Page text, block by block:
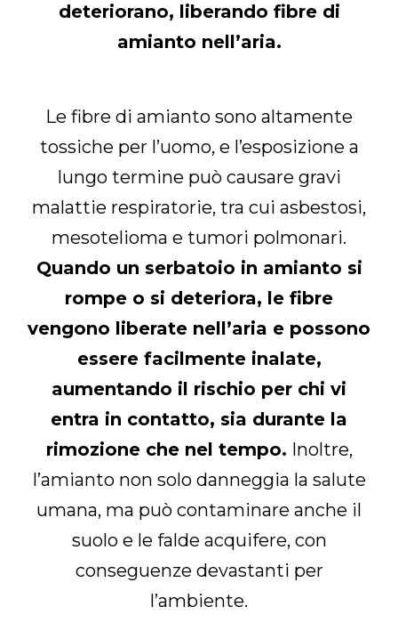
deteriorano, liberando fibre di
amianto nell’aria.
Le fibre di amianto sono altamente
tossiche per l’uomo, e l’esposizione a
lungo termine può causare gravi
malattie respiratorie, tra cui asbestosi,
mesotelioma e tumori polmonari.
Quando un serbatoio in amianto si
rompe o si deteriora, le fibre
vengono liberate nell’aria e possono
essere facilmente inalate,
aumentando il rischio per chi vi
entra in contatto, sia durante la
rimozione che nel tempo. Inoltre,
l’amianto non solo danneggia la salute
umana, ma può contaminare anche il
suolo e le falde acquifere, con
conseguenze devastanti per
l’ambiente.